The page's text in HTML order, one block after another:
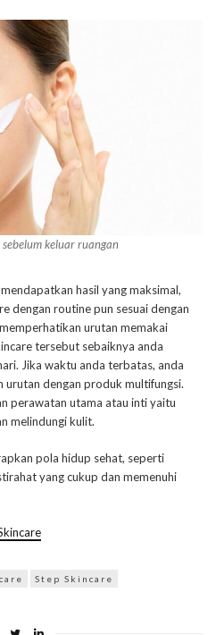
keluar ruangan
hasil yang maksimal,
dengan routine pun sesuai dengan
urutan memakai
tersebut sebaiknya anda
Jika waktu anda terbatas, anda
urutan dengan produk multifungsi.
perawatan utama atau inti yaitu
melindungi kulit.
pola hidup sehat, seperti
yang cukup dan memenuhi
Step Skincare